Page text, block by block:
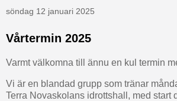
söndag 12 januari 2025
Vårtermin 2025
Varmt välkomna till ännu en kul termin
Vi är en blandad grupp som tränar
Terra Novaskolans idrottshall, med start